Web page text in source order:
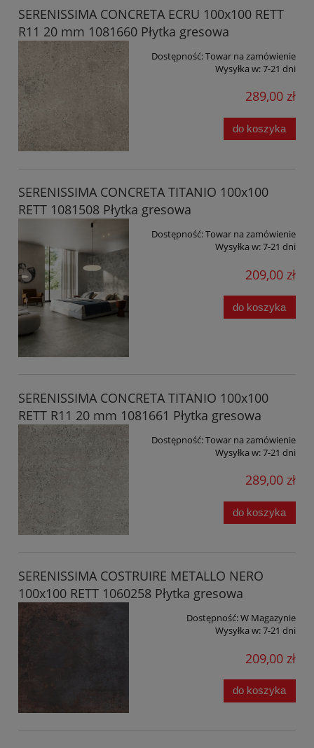
SERENISSIMA CONCRETA ECRU 100x100 RETT
R11 20 mm 1081660 Płytka gresowa
Dostępność:Towar na zamówienie
Wysyłka w:7-21 dni
289,00 zł
do koszyka
SERENISSIMA CONCRETA TITANIO 100x100
RETT 1081508 Płytka gresowa
Dostępność:Towar na zamówienie
Wysyłka w:7-21 dni
209,00 zł
do koszyka
SERENISSIMA CONCRETA TITANIO 100x100
RETT R11 20 mm 1081661 Płytka gresowa
Dostępność:Towar na zamówienie
Wysyłka w:7-21 dni
289,00 zł
do koszyka
SERENISSIMA COSTRUIRE METALLO NERO
100x100 RETT 1060258 Płytka gresowa
Dostępność:W Magazynie
Wysyłka w:7-21 dni
209,00 zł
do koszyka